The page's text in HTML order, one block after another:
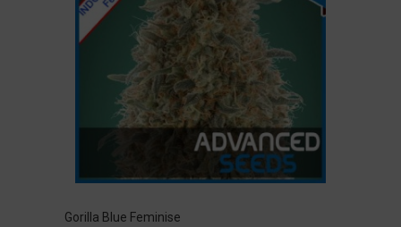
Gorilla Blue Feminise